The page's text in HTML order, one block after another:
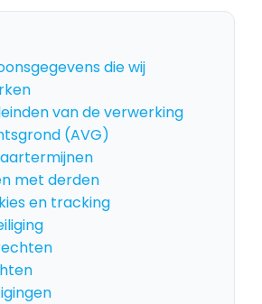
die wij
van de verwerking
(AVG)
met derden
en tracking